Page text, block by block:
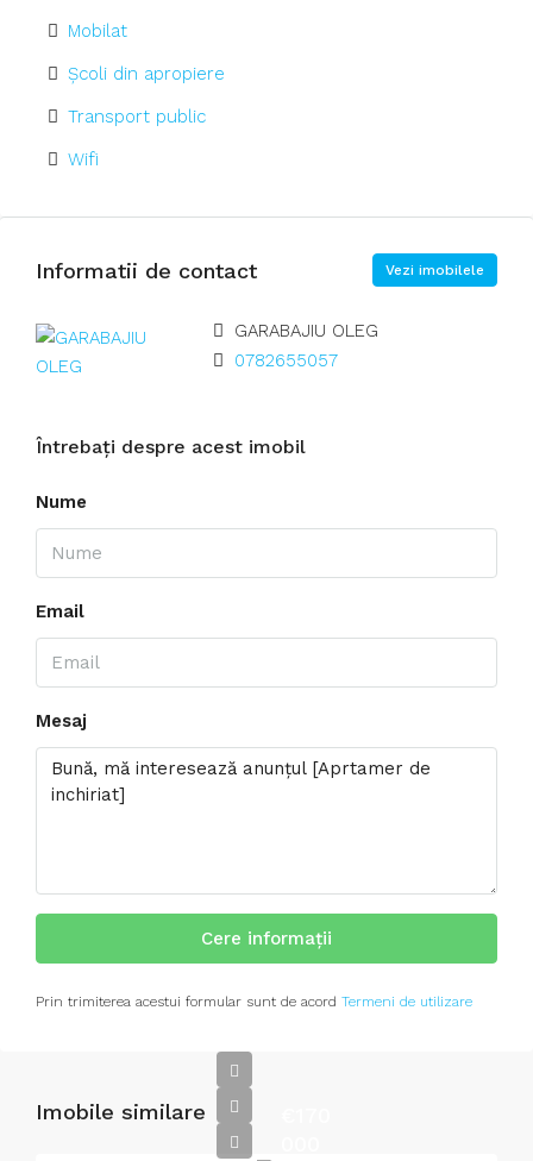
Mobilat
Școli din apropiere
Transport public
Wifi
Informatii de contact Vezi imobilele
GARABAJIU OLEG
0782655057
Întrebați despre acest imobil
Nume
Email
Mesaj
Cere informații
Prin trimiterea acestui formular sunt de acord Termeni de utilizare
Imobile similare